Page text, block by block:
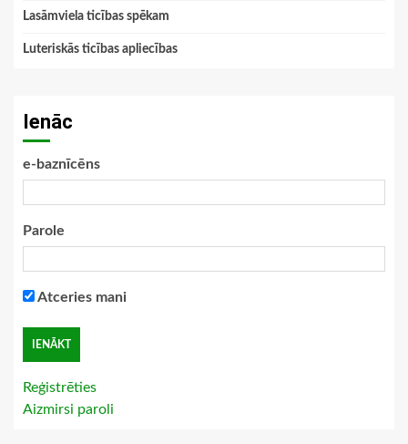
Lasāmviela ticības spēkam
Luteriskās ticības apliecības
Ienāc
e-baznīcēns
Parole
Atceries mani
Reģistrēties
Aizmirsi paroli